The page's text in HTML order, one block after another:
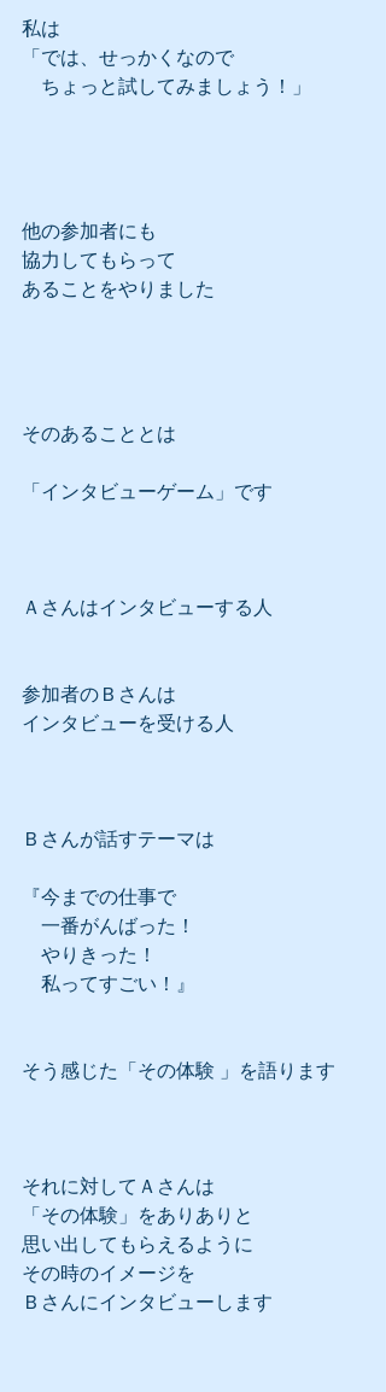
私は
「では、せっかくなので
ちょっと試してみましょう！」
他の参加者にも
協力してもらって
あることをやりました
そのあることとは
「インタビューゲーム」です
Ａさんはインタビューする人
参加者のＢさんは
インタビューを受ける人
Ｂさんが話すテーマは
『今までの仕事で
一番がんばった！
やりきった！
私ってすごい！』
そう感じた「その体験 」を語ります
それに対してＡさんは
「その体験」をありありと
思い出してもらえるように
その時のイメージを
Ｂさんにインタビューします